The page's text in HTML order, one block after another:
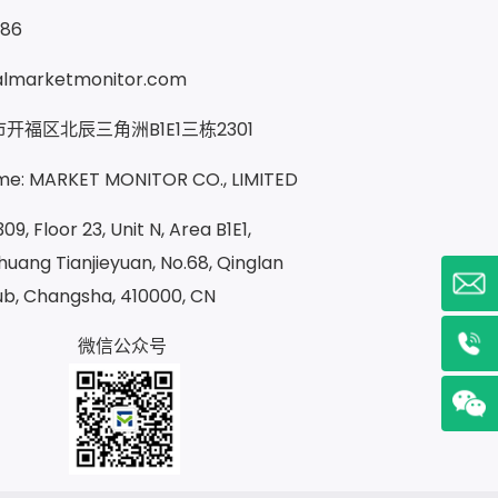
福区北辰三角洲B1E1三栋2301
MARKET MONITOR CO., LIMITED
Floor 23, Unit N, Area B1E1,
Tianjieyuan, No.68, Qinglan
Changsha, 410000, CN
微信公众号